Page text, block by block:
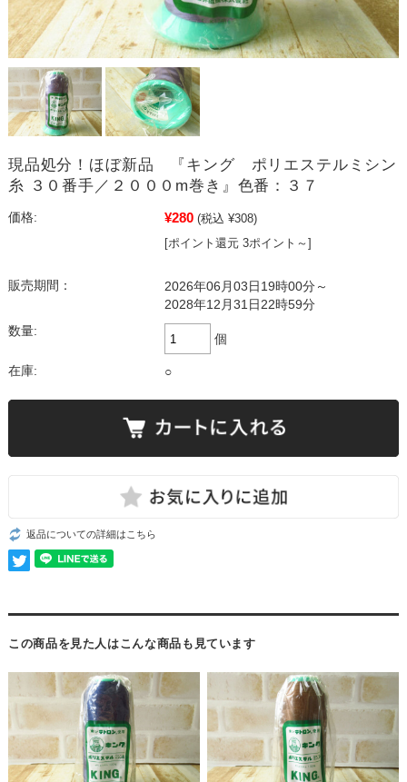
現品処分！ほぼ新品 『キング ポリエステルミシン
糸 ３０番手／２０００m巻き』色番：３７
価格: ¥280 (税込 ¥308)
[ポイント還元 3ポイント～]
販売期間：
2026年06月03日19時00分～
2028年12月31日22時59分
数量:
個
在庫: ○
返品についての詳細はこちら
この商品を見た人はこんな商品も見ています